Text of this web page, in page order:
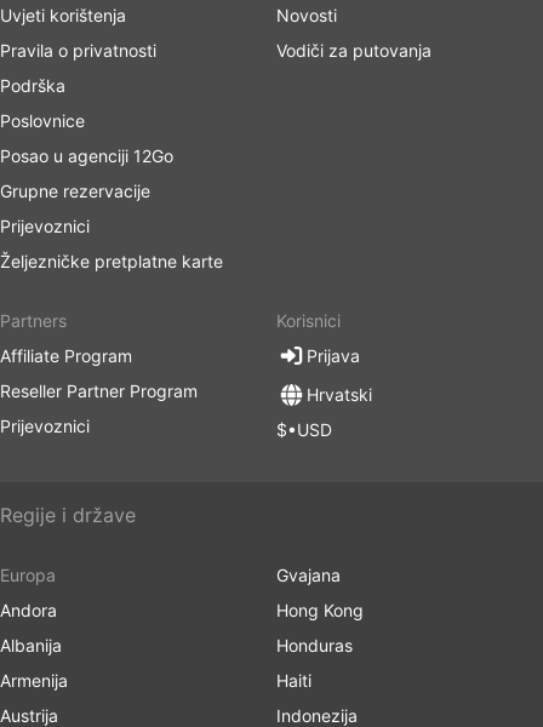
Uvjeti korištenja
Pravila o privatnosti
Podrška
Poslovnice
Posao u agenciji 12Go
Grupne rezervacije
Prijevoznici
Željezničke pretplatne karte
Novosti
Vodiči za putovanja
Partners
Affiliate Program
Reseller Partner Program
Prijevoznici
Korisnici
Prijava
Hrvatski
$•USD
Regije i države
Europa
Andora
Albanija
Armenija
Austrija
Gvajana
Hong Kong
Honduras
Haiti
Indonezija